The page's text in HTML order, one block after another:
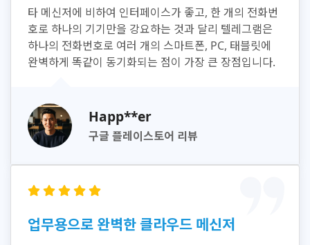
타 메신저에 비하여 인터페이스가 좋고, 한 개의 전화번
호로 하나의 기기만을 강요하는 것과 달리 텔레그램은
하나의 전화번호로 여러 개의 스마트폰, PC, 태블릿에
완벽하게 똑같이 동기화되는 점이 가장 큰 장점입니다.
Happ**er
구글 플레이스토어 리뷰
업무용으로 완벽한 클라우드 메신저